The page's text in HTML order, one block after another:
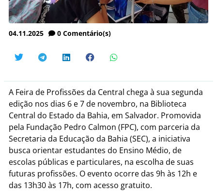
04.11.2025 0 Comentário(s)
A Feira de Profissões da Central chega à sua segunda
edição nos dias 6 e 7 de novembro, na Biblioteca
Central do Estado da Bahia, em Salvador. Promovida
pela Fundação Pedro Calmon (FPC), com parceria da
Secretaria da Educação da Bahia (SEC), a iniciativa
busca orientar estudantes do Ensino Médio, de
escolas públicas e particulares, na escolha de suas
futuras profissões. O evento ocorre das 9h às 12h e
das 13h30 às 17h, com acesso gratuito.